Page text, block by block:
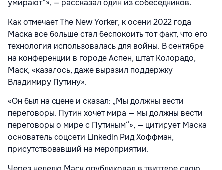
умирают“», — рассказал один из собеседников.
Как отмечает The New Yorker, к осени 2022 года
Маска все больше стал беспокоить тот факт, что его
технология использовалась для войны. В сентябре
на конференции в городе Аспен, штат Колорадо,
Маск, «казалось, даже выразил поддержку
Владимиру Путину».
«Он был на сцене и сказал: „Мы должны вести
переговоры. Путин хочет мира — мы должны вести
переговоры о мире с Путиным“», — цитирует Маска
основатель соцсети Linkedin Рид Хоффман,
присутствовавший на мероприятии.